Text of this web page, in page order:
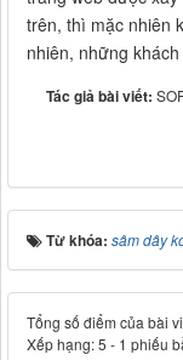
trên, thì mặc nhiên
nhiên, những
Tác giả bài viết:
Từ khóa: sâm dây
Tổng số điểm của bài
Xếp hạng:5 - 1 phiếu